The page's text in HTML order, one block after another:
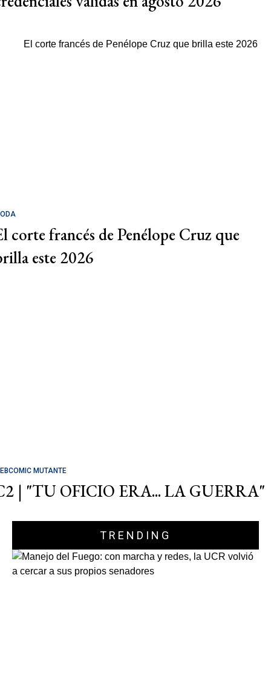
corte francés de Penélope Cruz que
este 2026
MUTANTE
| "TU OFICIO ERA... LA GUERRA"
TRENDING